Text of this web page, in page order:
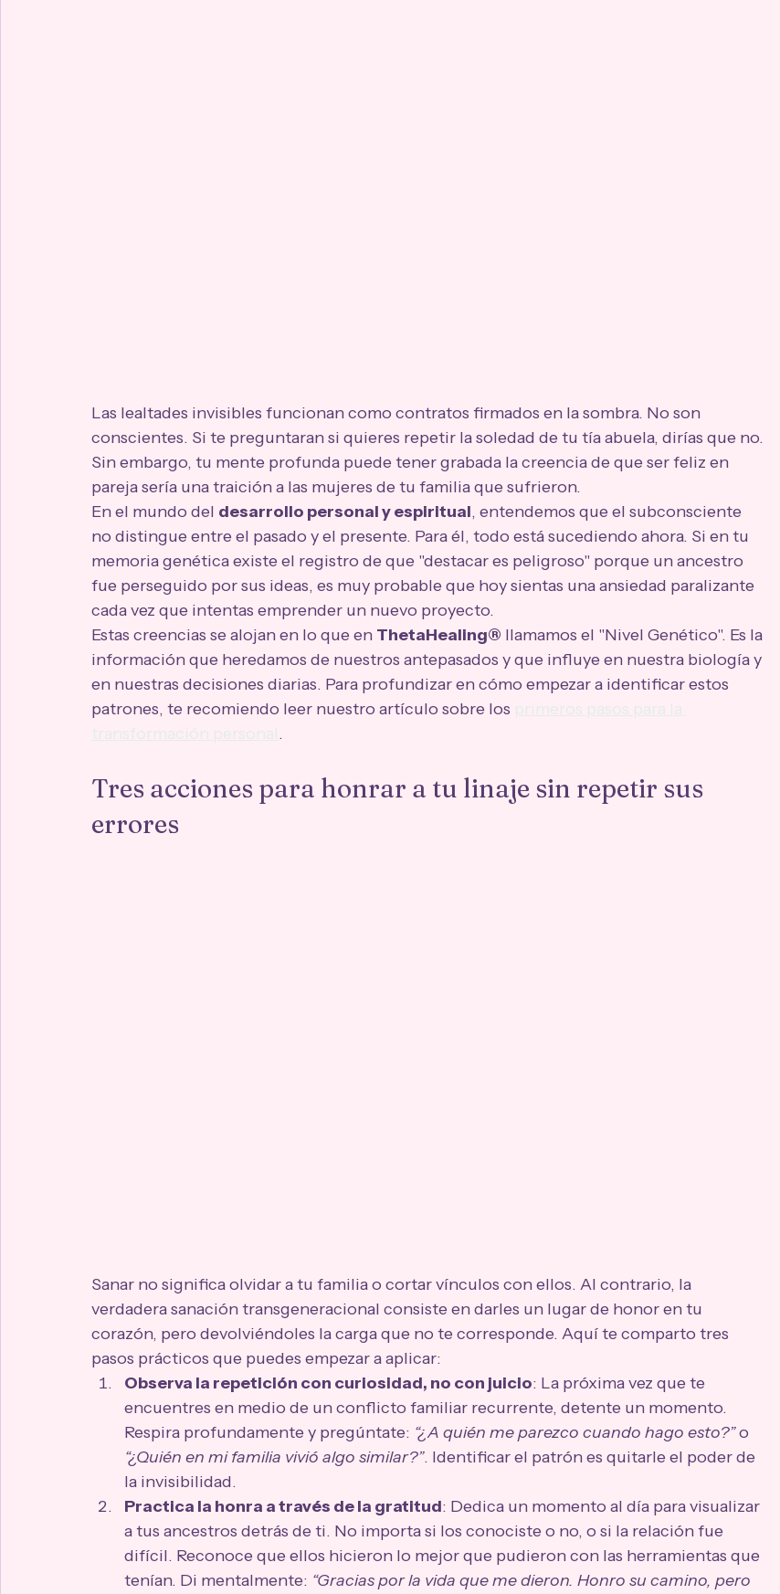
Las lealtades invisibles funcionan como contratos firmados en la sombra. No son
conscientes. Si te preguntaran si quieres repetir la soledad de tu tía abuela, dirías que no.
Sin embargo, tu mente profunda puede tener grabada la creencia de que ser feliz en
pareja sería una traición a las mujeres de tu familia que sufrieron.
En el mundo del desarrollo personal y espiritual, entendemos que el subconsciente
no distingue entre el pasado y el presente. Para él, todo está sucediendo ahora. Si en tu
memoria genética existe el registro de que "destacar es peligroso" porque un ancestro
fue perseguido por sus ideas, es muy probable que hoy sientas una ansiedad paralizante
cada vez que intentas emprender un nuevo proyecto.
Estas creencias se alojan en lo que en ThetaHealing® llamamos el "Nivel Genético". Es la
información que heredamos de nuestros antepasados y que influye en nuestra biología y
en nuestras decisiones diarias. Para profundizar en cómo empezar a identificar estos
patrones, te recomiendo leer nuestro artículo sobre los primeros pasos para la
transformación personal.
Tres acciones para honrar a tu linaje sin repetir sus
errores
Sanar no significa olvidar a tu familia o cortar vínculos con ellos. Al contrario, la
verdadera sanación transgeneracional consiste en darles un lugar de honor en tu
corazón, pero devolviéndoles la carga que no te corresponde. Aquí te comparto tres
pasos prácticos que puedes empezar a aplicar:
Observa la repetición con curiosidad, no con juicio: La próxima vez que te
encuentres en medio de un conflicto familiar recurrente, detente un momento.
Respira profundamente y pregúntate: “¿A quién me parezco cuando hago esto?” o
“¿Quién en mi familia vivió algo similar?”. Identificar el patrón es quitarle el poder de
la invisibilidad.
Practica la honra a través de la gratitud: Dedica un momento al día para visualizar
a tus ancestros detrás de ti. No importa si los conociste o no, o si la relación fue
difícil. Reconoce que ellos hicieron lo mejor que pudieron con las herramientas que
tenían. Di mentalmente: “Gracias por la vida que me dieron. Honro su camino, pero